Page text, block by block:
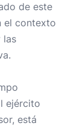
de este
el contexto
las
ejército
está